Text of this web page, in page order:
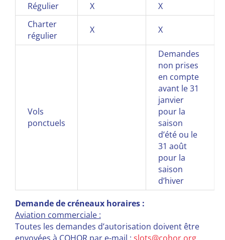
Régulier
X
X
Charter
régulier
X X
Vols
ponctuels
Demandes
non prises
en compte
avant le 31
janvier
pour la
saison
d’été ou le
31 août
pour la
saison
d’hiver
Demande de créneaux horaires :
Aviation commerciale :
Toutes les demandes d’autorisation doivent être